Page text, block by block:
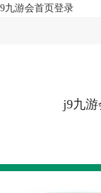
九游会首页登录
j9九游